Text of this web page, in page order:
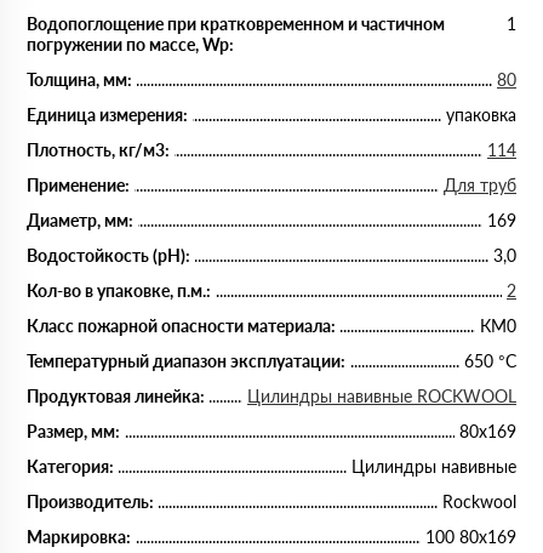
Водопоглощение при кратковременном и частичном
погружении по массе, Wp:
1
Толщина, мм:
80
Единица измерения:
упаковка
Плотность, кг/м3:
114
Применение:
Для труб
Диаметр, мм:
169
Водостойкость (рН):
3,0
Кол-во в упаковке, п.м.:
2
Класс пожарной опасности материала:
КМ0
Температурный диапазон эксплуатации:
650 °С
Продуктовая линейка:
Цилиндры навивные ROCKWOOL
Размер, мм:
80х169
Категория:
Цилиндры навивные
Производитель:
Rockwool
Маркировка:
100 80х169